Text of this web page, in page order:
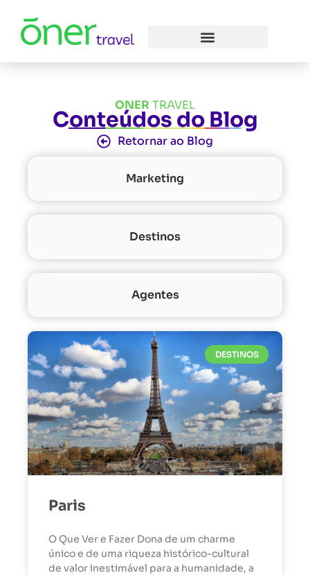
ONER TRAVEL
Conteúdos do Blog
Retornar ao Blog
Marketing
Destinos
Agentes
DESTINOS
Paris
O Que Ver e Fazer Dona de um charme
único e de uma riqueza histórico-cultural
de valor inestimável para a humanidade, a